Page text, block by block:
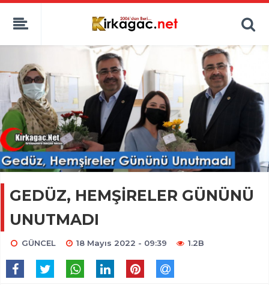
GEDÜZ, HEMŞİRELER GÜNÜNÜ
UNUTMADI
GÜNCEL 18 Mayıs 2022 - 09:39 1.2B